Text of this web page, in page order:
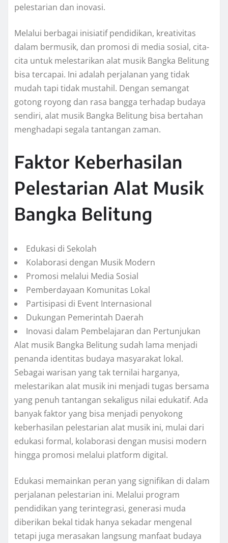
pelestarian dan inovasi.
Melalui berbagai inisiatif pendidikan, kreativitas
dalam bermusik, dan promosi di media sosial, cita-
cita untuk melestarikan alat musik Bangka Belitung
bisa tercapai. Ini adalah perjalanan yang tidak
mudah tapi tidak mustahil. Dengan semangat
gotong royong dan rasa bangga terhadap budaya
sendiri, alat musik Bangka Belitung bisa bertahan
menghadapi segala tantangan zaman.
Faktor Keberhasilan
Pelestarian Alat Musik
Bangka Belitung
Edukasi di Sekolah
Kolaborasi dengan Musik Modern
Promosi melalui Media Sosial
Pemberdayaan Komunitas Lokal
Partisipasi di Event Internasional
Dukungan Pemerintah Daerah
Inovasi dalam Pembelajaran dan Pertunjukan
Alat musik Bangka Belitung sudah lama menjadi
penanda identitas budaya masyarakat lokal.
Sebagai warisan yang tak ternilai harganya,
melestarikan alat musik ini menjadi tugas bersama
yang penuh tantangan sekaligus nilai edukatif. Ada
banyak faktor yang bisa menjadi penyokong
keberhasilan pelestarian alat musik ini, mulai dari
edukasi formal, kolaborasi dengan musisi modern
hingga promosi melalui platform digital.
Edukasi memainkan peran yang signifikan di dalam
perjalanan pelestarian ini. Melalui program
pendidikan yang terintegrasi, generasi muda
diberikan bekal tidak hanya sekadar mengenal
tetapi juga merasakan langsung manfaat budaya